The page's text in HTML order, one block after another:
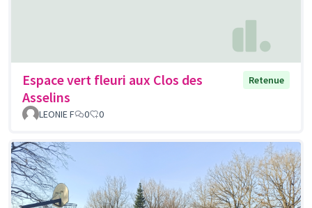
Espace vert fleuri aux Clos des
Asselins
Retenue
LEONIE F 0 0